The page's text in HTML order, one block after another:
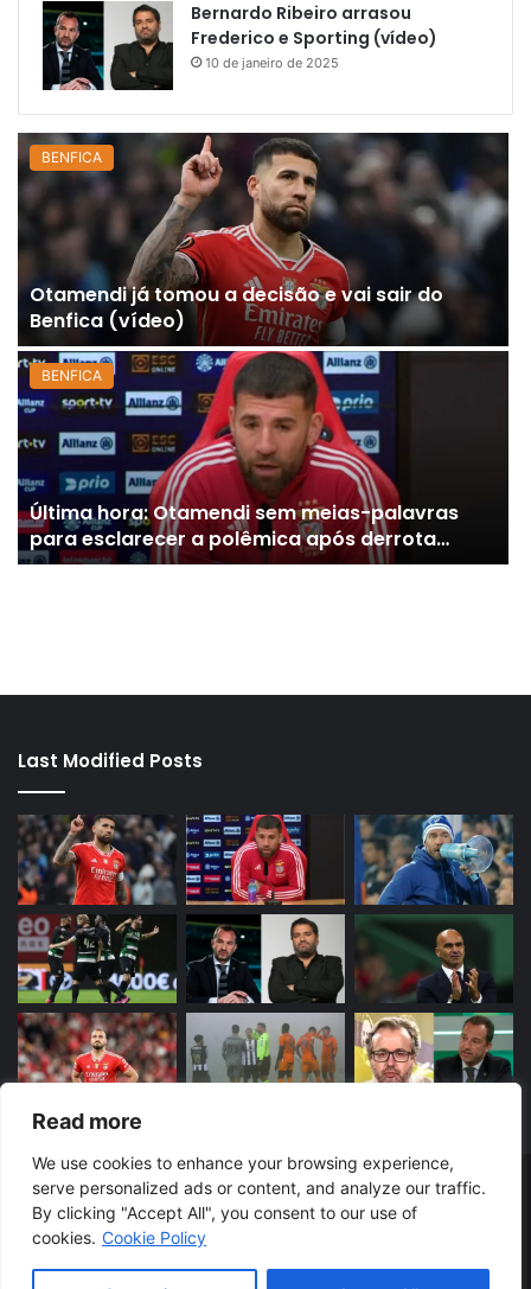
Read more
We use cookies to enhance your browsing experience,
serve personalized ads or content, and analyze our traffic.
By clicking "Accept All", you consent to our use of
cookies. Cookie Policy
Bernardo Ribeiro arrasou
Frederico e Sporting (vídeo)
10 de janeiro de 2025
BENFICA
Otamendi já tomou a decisão e vai sair do
Benfica (vídeo)
BENFICA
Última hora: Otamendi sem meias-palavras
para esclarecer a polêmica após derrota
diante do Sporting (vídeo)
Last Modified Posts
© Copyright 2026, Todos os direitos reservados
BENFICA
SPORTING